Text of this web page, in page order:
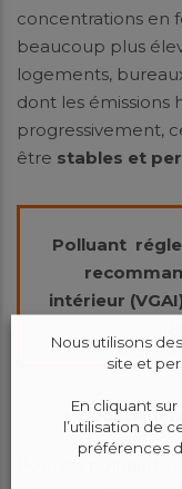
concentrations en
beaucoup plus
logements,
dont les émissions
progressivement,
être stables et
Polluant
intérieur
Pour ce polluant,
Nous utilisons
site et
En cliquant
l’utilisation de
préférences